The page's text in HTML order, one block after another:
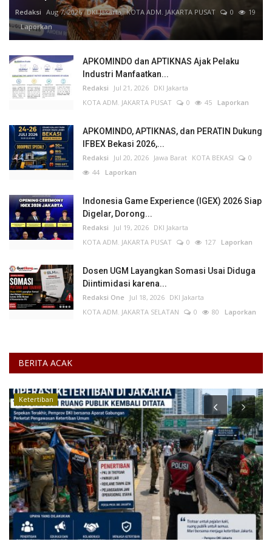
Redaksi Aug 7, 2026 DKI Jakarta KOTA ADM. JAKARTA PUSAT 0
19
Laporkan
APKOMINDO dan APTIKNAS Ajak Pelaku
Industri Manfaatkan...
Redaksi Jul 21, 2026 DKI Jakarta
KOTA ADM. JAKARTA PUSAT
0 45 Laporkan
APKOMINDO, APTIKNAS, dan PERATIN Dukung
IFBEX Bekasi 2026,...
Redaksi Jul 20, 2026 Jawa Barat KOTA BEKASI
0
44 Laporkan
Indonesia Game Experience (IGEX) 2026 Siap
Digelar, Dorong...
Redaksi Jul 19, 2026 DKI Jakarta
KOTA ADM. JAKARTA PUSAT
0 127 Laporkan
Dosen UGM Layangkan Somasi Usai Diduga
Diintimidasi karena...
Redaksi One Jul 18, 2026 DKI Jakarta
KOTA ADM. JAKARTA SELATAN
0 80 Laporkan
BERITA ACAK
Layanan Publik